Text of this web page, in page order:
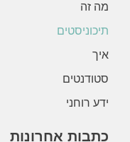
מה זה
תיכוניסטים
איך
סטודנטים
ידע רוחני
כתבות אחרונות